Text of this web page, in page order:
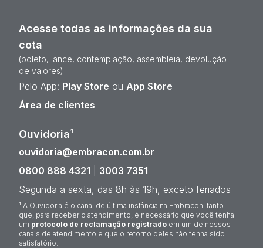
Acesse todas as informações da sua
cota
(boleto, lance, contemplação, assembleia, devolução
de valores)
Pelo App: Play Store ou App Store
Área de clientes
Ouvidoria¹
ouvidoria@embracon.com.br
0800 888 4321
3003 7351
Segunda a sexta, das 8h às 19h, exceto feriados
¹ A Ouvidoria é o canal de última instância na Embracon, tanto
que, para receber o atendimento, é necessário que você tenha
um protocolo de reclamação registrado em um de nossos
canais de atendimento e que o retorno deles não tenha sido
satisfatório.